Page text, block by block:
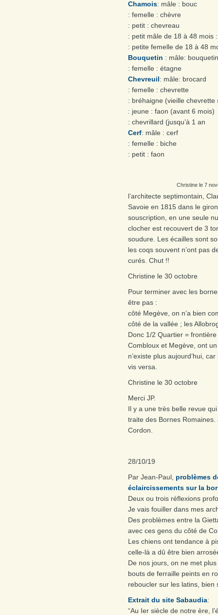
Chamois: mâle : bouc
: femelle : chèvre
: petit : chevreau
: petit mâle de 18 à 48 mois
: petite femelle de 18 à 48
Bouquetin : mâle: bouquetin
: femelle : étagne
Chevreuil: mâle: brocard
: femelle : chevrette
: bréhaigne (vieille chevrette
: jeune : faon (avant 6 mois)
: chevrillard (jusqu’à 1 an
Cerf: mâle : cerf
: femelle : biche
: petit : faon
Christine le 7
l’architecte septimontain,
Savoie en 1815 dans le
souscription, en une seule
clocher est recouvert de 3
soudure. Les écailles sont
les coqs souvent n’ont pas
curés. Chut !!
Christine le 30 octobre
Pour terminer avec les
être pas :
côté Megève, on n’a bien
côté de la vallée ; les
Donc 1/2 Quartier = frontière
Combloux et Megève, ont
n’existe plus aujourd’hui,
vis versa.
Christine le 30 octobre
Merci JP.
Il y a une très belle revue
traite des Bornes Romaines.
Cordon.
28/10/19
Par Jean-Paul, problèmes
éclaircissements sur la
Deux ou trois réflexions
Je vais fouiller dans mes
Des problèmes entre la
avec ces gens du côté de
Les chiens ont tendance à
celle-là a dû être bien
De nos jours, on ne met
bouts de ferraille peints en
reboucler sur les latins, bien
Extrait du site Sabaudia:
“Au Ier siècle de notre ère,